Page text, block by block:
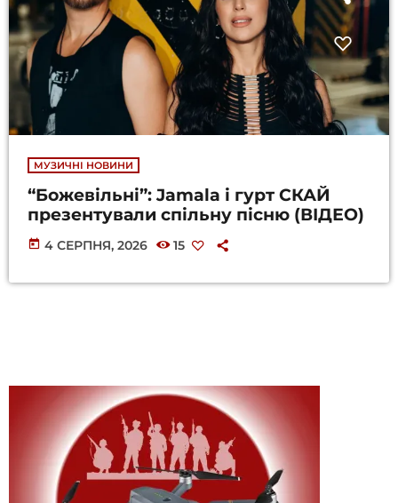
МУЗИЧНІ НОВИНИ
“Божевільні”: Jamala і гурт СКАЙ
презентували спільну пісню (ВІДЕО)
today 4 СЕРПНЯ, 2026 15